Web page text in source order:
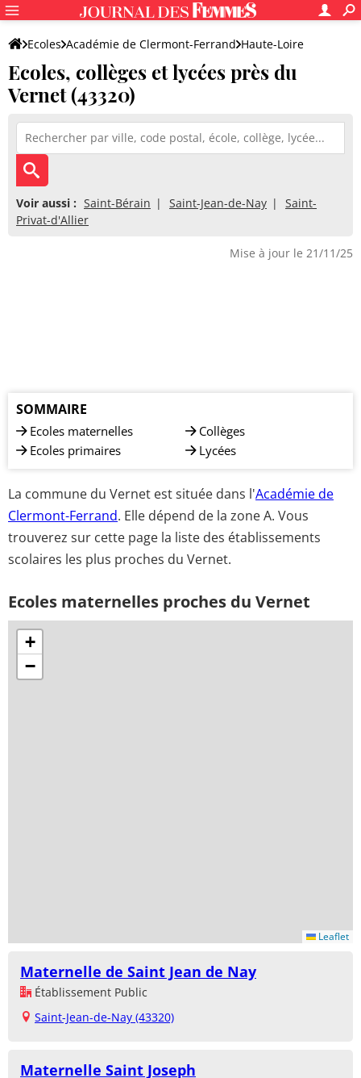
Ecoles Académie de Clermont-Ferrand Haute-Loire
Ecoles, collèges et lycées près du
Vernet (43320)
Voir aussi : Saint-Bérain Saint-Jean-de-Nay
Saint-
Privat-d'Allier
Mise à jour le 21/11/25
SOMMAIRE
Ecoles maternelles
Ecoles primaires
Collèges
Lycées
La commune du Vernet est située dans l'Académie de
Clermont-Ferrand. Elle dépend de la zone A. Vous
trouverez sur cette page la liste des établissements
scolaires les plus proches du Vernet.
Ecoles maternelles proches du Vernet
+
−
Leaflet
Maternelle de Saint Jean de Nay
Établissement Public
Saint-Jean-de-Nay (43320)
Maternelle Saint Joseph